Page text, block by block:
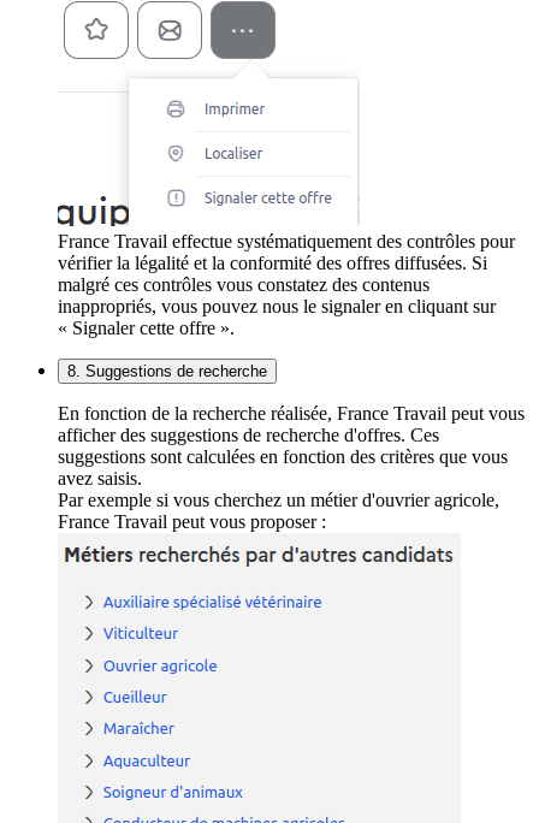
France Travail effectue systématiquement des contrôles pour
vérifier la légalité et la conformité des offres diffusées. Si
malgré ces contrôles vous constatez des contenus
inappropriés, vous pouvez nous le signaler en cliquant sur
« Signaler cette offre ».
8. Suggestions de recherche
En fonction de la recherche réalisée, France Travail peut vous
afficher des suggestions de recherche d'offres. Ces
suggestions sont calculées en fonction des critères que vous
avez saisis.
Par exemple si vous cherchez un métier d'ouvrier agricole,
France Travail peut vous proposer :